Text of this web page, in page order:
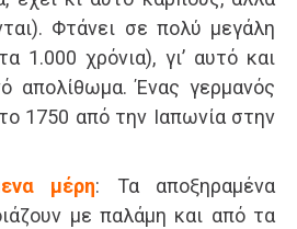
Φτάνει σε πολύ μεγάλη
1.000 χρόνια), γι’ αυτό και
απολίθωμα. Ένας γερμανός
1750 από την Ιαπωνία στην
μέρη: Τα αποξηραμένα
με παλάμη και από τα